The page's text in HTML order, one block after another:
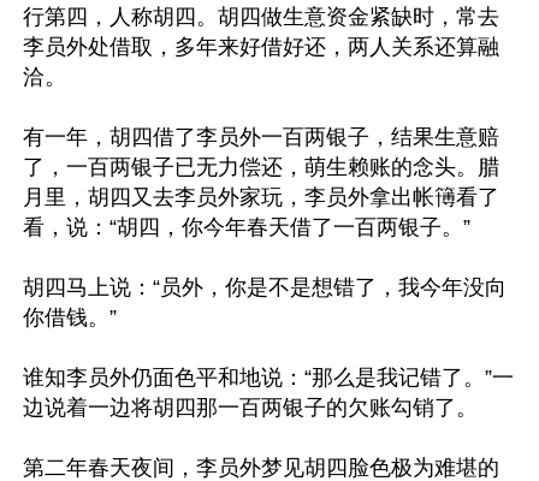
行第四，人称胡四。胡四做生意资金紧缺时，常去
李员外处借取，多年来好借好还，两人关系还算融
洽。
有一年，胡四借了李员外一百两银子，结果生意赔
了，一百两银子已无力偿还，萌生赖账的念头。腊
月里，胡四又去李员外家玩，李员外拿出帐簙看了
看，说：“胡四，你今年春天借了一百两银子。”
胡四马上说：“员外，你是不是想错了，我今年没向
你借钱。”
谁知李员外仍面色平和地说：“那么是我记错了。”一
边说着一边将胡四那一百两银子的欠账勾销了。
第二年春天夜间，李员外梦见胡四脸色极为难堪的